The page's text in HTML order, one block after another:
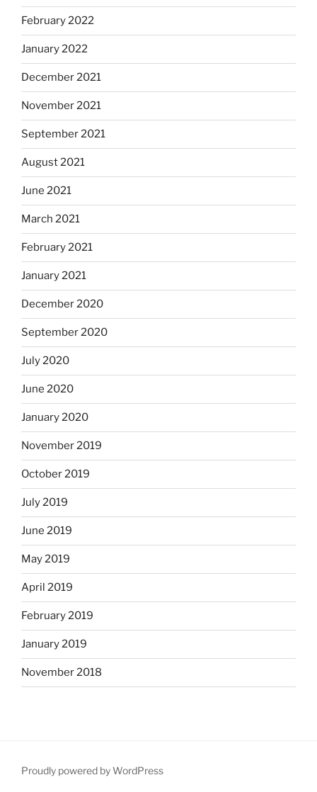
February 2022
January 2022
December 2021
November 2021
September 2021
August 2021
June 2021
March 2021
February 2021
January 2021
December 2020
September 2020
July 2020
June 2020
January 2020
November 2019
October 2019
July 2019
June 2019
May 2019
April 2019
February 2019
January 2019
November 2018
Proudly powered by WordPress